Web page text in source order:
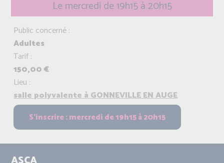
Le mercredi de 19h15 à 20h15
Public concerné :
Adultes
Tarif :
150,00 €
Lieu :
salle polyvalente à GONNEVILLE EN AUGE